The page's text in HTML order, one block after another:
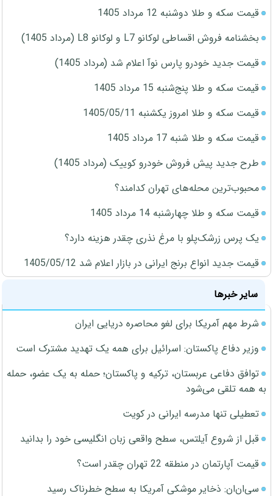
قیمت سکه و طلا دوشنبه 12 مرداد 1405
بخشنامه فروش اقساطی لوکانو L7 و لوکانو L8 (مرداد 1405)
قیمت جدید خودرو پارس نوآ اعلام شد (مرداد 1405)
قیمت سکه و طلا پنج‌شنبه 15 مرداد 1405
قیمت سکه و طلا امروز یکشنبه 1405/05/11
قیمت سکه و طلا شنبه 17 مرداد 1405
طرح جدید پیش فروش خودرو کوییک (مرداد 1405)
محبوب‌ترین محله‌های تهران کدامند؟
قیمت سکه و طلا چهارشنبه 14 مرداد 1405
یک پرس زرشک‌پلو با مرغ نذری چقدر هزینه دارد؟
قیمت جدید انواع برنج ایرانی در بازار اعلام شد 1405/05/12
سایر خبرها
شرط مهم آمریکا برای لغو محاصره دریایی ایران
وزیر دفاع پاکستان: اسرائیل برای همه یک تهدید مشترک است
توافق دفاعی عربستان، ترکیه و پاکستان؛ حمله به یک عضو، حمله
به همه تلقی می‌شود
تعطیلی تنها مدرسه ایرانی در کویت
قبل از شروع آیلتس، سطح واقعی زبان انگلیسی خود را بدانید
قیمت آپارتمان در منطقه 22 تهران چقدر است؟
سی‌ان‌ان: ذخایر موشکی آمریکا به سطح خطرناک رسید